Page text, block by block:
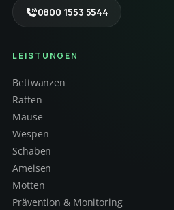
0800 1553 5544
LEISTUNGEN
Bettwanzen
Ratten
Mäuse
Wespen
Schaben
Ameisen
Motten
Prävention & Monitoring